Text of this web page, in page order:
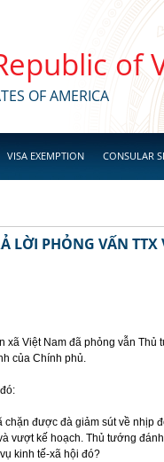
of
OF AMERICA
VISA EXEMPTION CONSULAR
LỜI PHỎNG VẤN TTX
xã Việt Nam đã phỏng vẫn
của Chính phủ.
được đà giảm sút về nhịp
vượt kế hoạch. Thủ tướng
kinh tế-xã hội đó?